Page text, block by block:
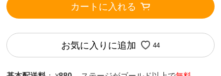
カートに入れる
お気に入りに追加 44